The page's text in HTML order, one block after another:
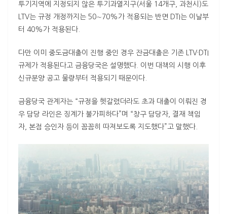
투기지역에 지정되지 않은 투기과열지구(서울 14개구, 과천시)도
LTV는 규정 개정까지는 50∼70%가 적용되는 반면 DTI는 이날부
터 40%가 적용된다.
다만 이미 중도금대출이 진행 중인 경우 잔금대출은 기존 LTV· DTI
규제가 적용된다고 금융당국은 설명했다. 이번 대책의 시행 이후
신규분양 공고 물량부터 적용되기 때문이다.
금융당국 관계자는 “규정을 헷갈렸더라도 초과 대출이 이뤄진 경
우 담당 라인은 징계가 불가피하다”며 “창구 담당자, 결재 책임
자, 본점 승인자 등이 꼼꼼히 따져보도록 지도했다”고 말했다.